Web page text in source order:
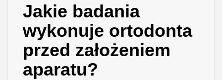
Jakie badania
wykonuje ortodonta
przed założeniem
aparatu?